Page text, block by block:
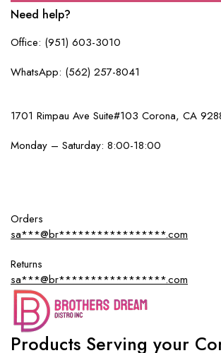
Need help?
Office: (951) 603-3010
WhatsApp: (562) 257-8041
1701 Rimpau Ave Suite#103 Corona, CA
Monday – Saturday: 8:00-18:00
Orders
sa***@br*****************.com
Returns
sa***@br*****************.com
Products Serving your